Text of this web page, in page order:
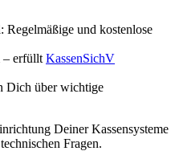
: Regelmäßige und kostenlose
– erfüllt KassenSichV
Dich über wichtige
Deiner Kassensysteme
Fragen.